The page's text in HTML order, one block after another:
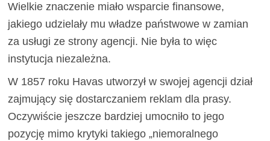
Wielkie znaczenie miało wsparcie finansowe,
jakiego udzielały mu władze państwowe w zamian
za usługi ze strony agencji. Nie była to więc
instytucja niezależna.
W 1857 roku Havas utworzył w swojej agencji dział
zajmujący się dostarczaniem reklam dla prasy.
Oczywiście jeszcze bardziej umocniło to jego
pozycję mimo krytyki takiego „niemoralnego